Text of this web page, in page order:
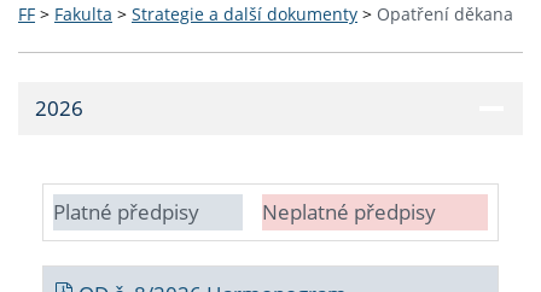
FF > Fakulta > Strategie a další dokumenty > Opatření děkana
2026
Platné předpisy Neplatné předpisy